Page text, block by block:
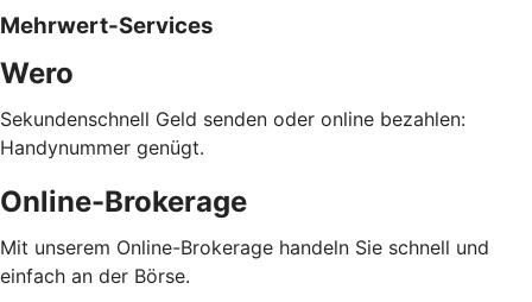
Mehrwert-Services
Wero
Sekundenschnell Geld senden oder online bezahlen:
Handynummer genügt.
Online-Brokerage
Mit unserem Online-Brokerage handeln Sie schnell und
einfach an der Börse.